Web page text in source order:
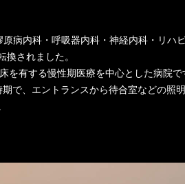
病内科・呼吸器内科・神経内科・リハ
されました。
有する慢性期医療を中心とした病院で
で、エントランスから待合室などの照